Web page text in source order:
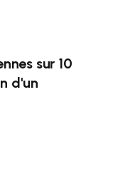
sur 10
d'un